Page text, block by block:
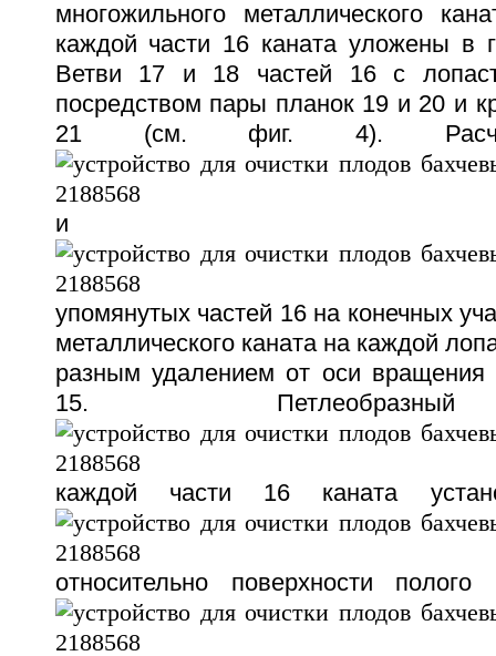
многожильного металлического
каждой части 16 каната уложены в
Ветви 17 и 18 частей 16 с
посредством пары планок 19 и 20 и
21 (см. фиг. 4).
и
упомянутых частей 16 на конечных
металлического каната на каждой
разным удалением от оси вращения
15.
каждой части 16 каната
относительно поверхности